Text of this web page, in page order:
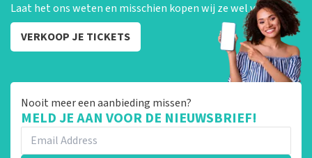
Laat het ons weten en misschien kopen wij ze wel van je!
VERKOOP JE TICKETS
Nooit meer een aanbieding missen?
MELD JE AAN VOOR DE NIEUWSBRIEF!